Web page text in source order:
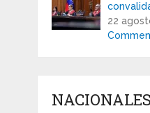
22
NACIONALES